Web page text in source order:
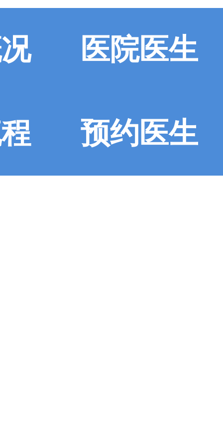
医院医生
预约医生